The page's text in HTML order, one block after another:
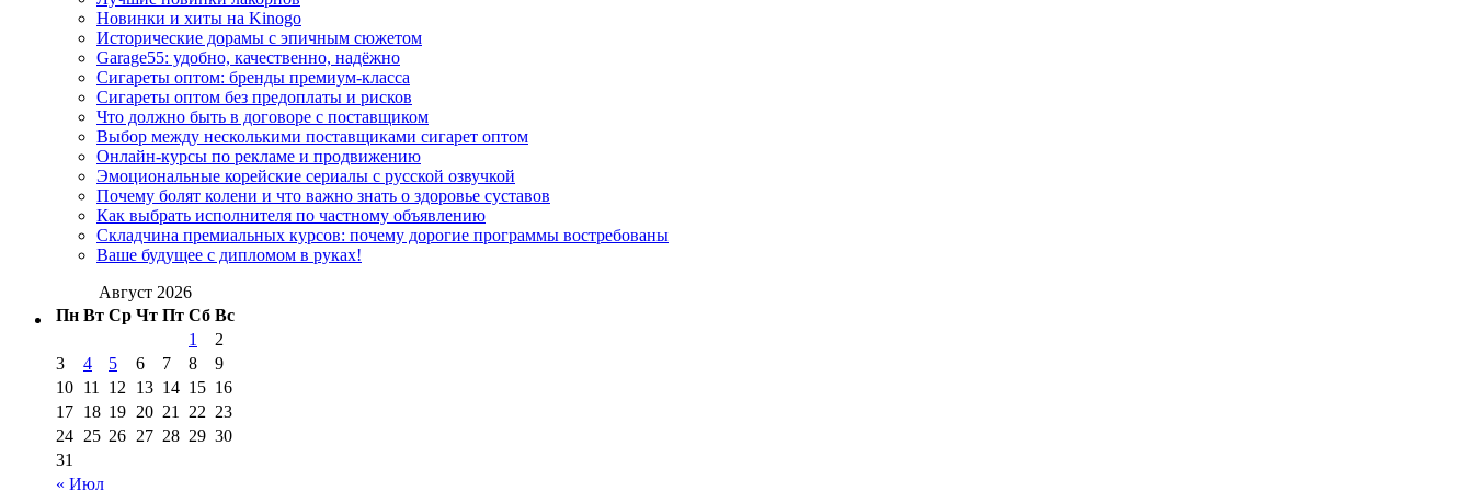
Новинки и хиты на Kinogo
Исторические дорамы с эпичным сюжетом
Garage55: удобно, качественно, надёжно
Сигареты оптом: бренды премиум-класса
Сигареты оптом без предоплаты и рисков
Что должно быть в договоре с поставщиком
Выбор между несколькими поставщиками сигарет оптом
Онлайн-курсы по рекламе и продвижению
Эмоциональные корейские сериалы с русской озвучкой
Почему болят колени и что важно знать о здоровье суставов
Как выбрать исполнителя по частному объявлению
Складчина премиальных курсов: почему дорогие программы востребованы
Ваше будущее с дипломом в руках!
Август 2026
Пн Вт Ср Чт Пт Сб Вс
« Июл
1
2
3
4 5 6 7 8
9
10 11 12 13 14 15 16
17 18 19 20 21 22 23
24 25 26 27 28 29 30
31